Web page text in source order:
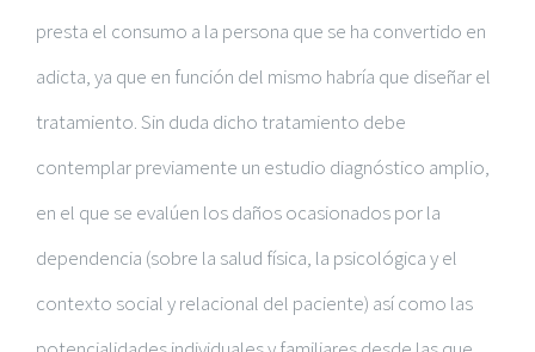
presta el consumo a la persona que se ha convertido en
adicta, ya que en función del mismo habría que diseñar el
tratamiento. Sin duda dicho tratamiento debe
contemplar previamente un estudio diagnóstico amplio,
en el que se evalúen los daños ocasionados por la
dependencia (sobre la salud física, la psicológica y el
contexto social y relacional del paciente) así como las